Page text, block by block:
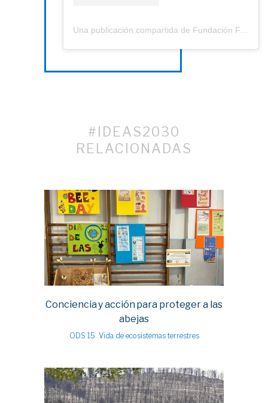
#IDEAS2030
RELACIONADAS
Conciencia y acción para proteger a las
abejas
ODS 15. Vida de ecosistemas terrestres